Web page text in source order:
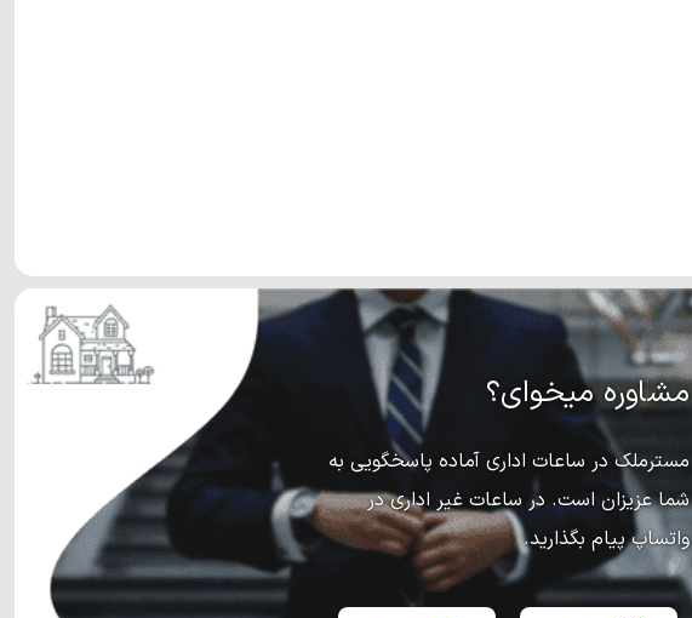
مشاوره میخوای؟
مسترملک در ساعات اداری آماده پاسخگویی به
شما عزیزان است. در ساعات غیر اداری در
واتساپ پیام بگذارید.